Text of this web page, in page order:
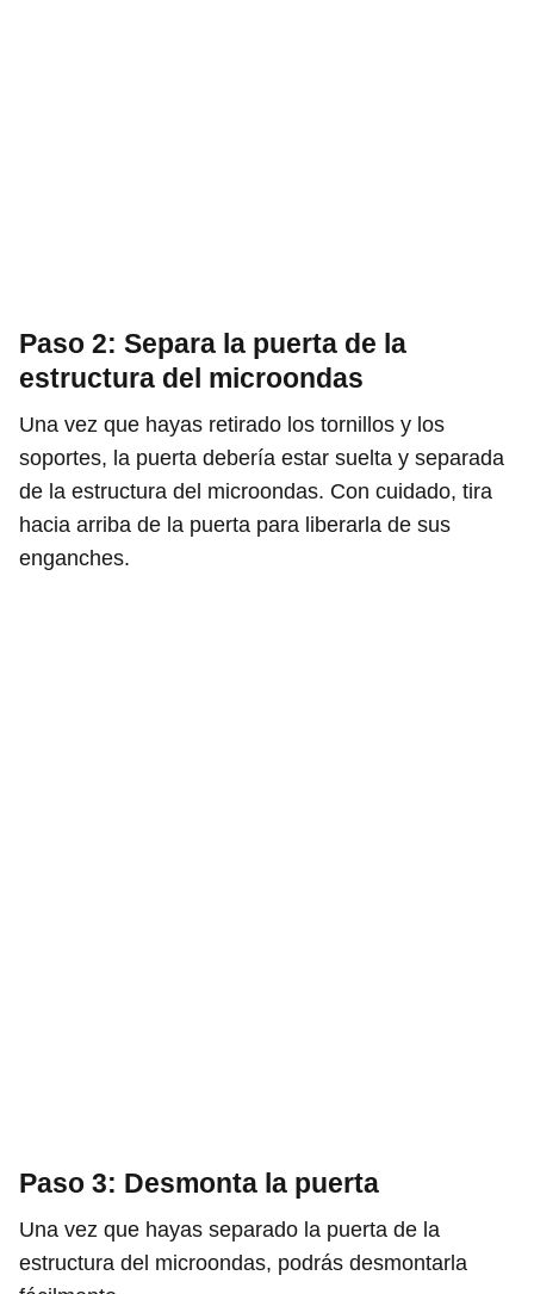
Paso 2: Separa la puerta de la
estructura del microondas
Una vez que hayas retirado los tornillos y los
soportes, la puerta debería estar suelta y separada
de la estructura del microondas. Con cuidado, tira
hacia arriba de la puerta para liberarla de sus
enganches.
Paso 3: Desmonta la puerta
Una vez que hayas separado la puerta de la
estructura del microondas, podrás desmontarla